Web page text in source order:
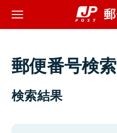
郵便番号検索
検索結果